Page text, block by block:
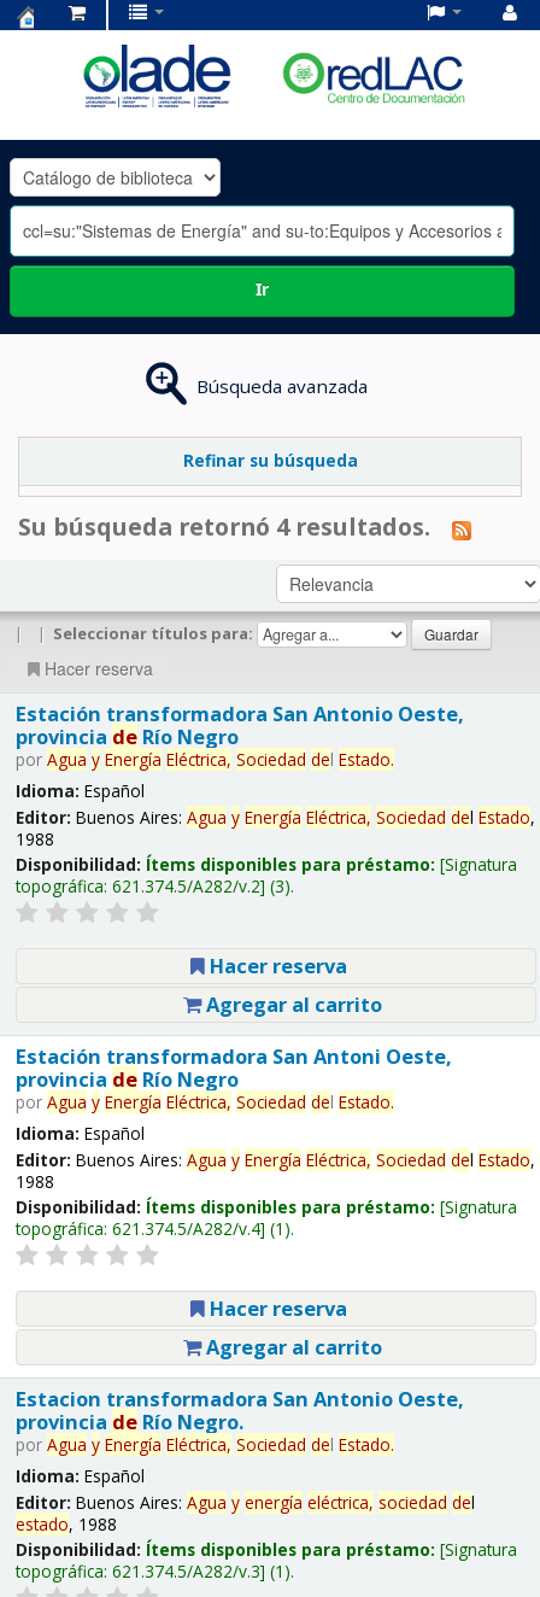
OLADE
-
Ir
Búsqueda avanzada
Refinar su búsqueda
Su búsqueda retornó 4 resultados.
| | Seleccionar títulos para:
Hacer reserva
Estación transformadora San Antonio Oeste,
provincia deRío Negro
por Agua y Energía Eléctrica, Sociedad del Estado.
Idioma: Español
Editor: Buenos Aires: Agua y Energía Eléctrica, Sociedad del Estado,
1988
Disponibilidad: Ítems disponibles para préstamo: Signatura
topográfica: 621.374.5/A282/v.2 (3).
Hacer reserva
Agregar al carrito
Estación transformadora San Antoni Oeste,
provincia deRío Negro
por Agua y Energía Eléctrica, Sociedad del Estado.
Idioma: Español
Editor: Buenos Aires: Agua y Energía Eléctrica, Sociedad del Estado,
1988
Disponibilidad: Ítems disponibles para préstamo: Signatura
topográfica: 621.374.5/A282/v.4 (1).
Hacer reserva
Agregar al carrito
Estacion transformadora San Antonio Oeste,
provincia deRío Negro.
por Agua y Energía Eléctrica, Sociedad del Estado.
Idioma: Español
Editor: Buenos Aires: Agua y energía eléctrica, sociedad del
estado, 1988
Disponibilidad: Ítems disponibles para préstamo: Signatura
topográfica: 621.374.5/A282/v.3 (1).